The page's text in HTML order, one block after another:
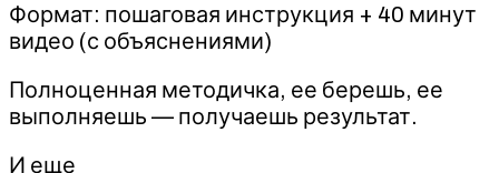
Формат: пошаговая инструкция + 40 минут
видео (с объяснениями)
Полноценная методичка, ее берешь, ее
выполняешь — получаешь результат.
И еще